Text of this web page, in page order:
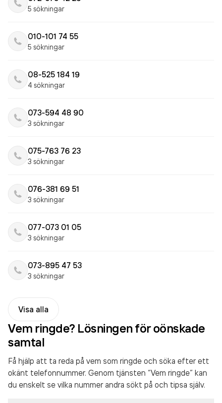
5 sökningar
010-101 74 55
5 sökningar
08-525 184 19
4 sökningar
073-594 48 90
3 sökningar
075-763 76 23
3 sökningar
076-381 69 51
3 sökningar
077-073 01 05
3 sökningar
073-895 47 53
3 sökningar
Visa alla
Vem ringde? Lösningen för oönskade
samtal
Få hjälp att ta reda på vem som ringde och söka efter ett
okänt telefonnummer. Genom tjänsten “Vem ringde” kan
du enskelt se vilka nummer andra sökt på och tipsa själv.